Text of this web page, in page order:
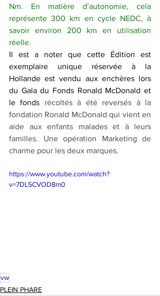
Nm. En matière d’autonomie, cela
représente 300 km en cycle NEDC, à
savoir environ 200 km en utilisation
réelle.
Il est a noter que cette Édition est
exemplaire unique réservée à la
Hollande est vendu aux enchères lors
du Gala du Fonds Ronald McDonald et
le fonds récoltés à été reversés à la
fondation Ronald McDonald qui vient en
aide aux enfants malades et à leurs
familles. Une opération Marketing de
charme pour les deux marques.
https://www.youtube.com/watch?
v=7DL5CVOD8m0
vw
PLEIN PHARE